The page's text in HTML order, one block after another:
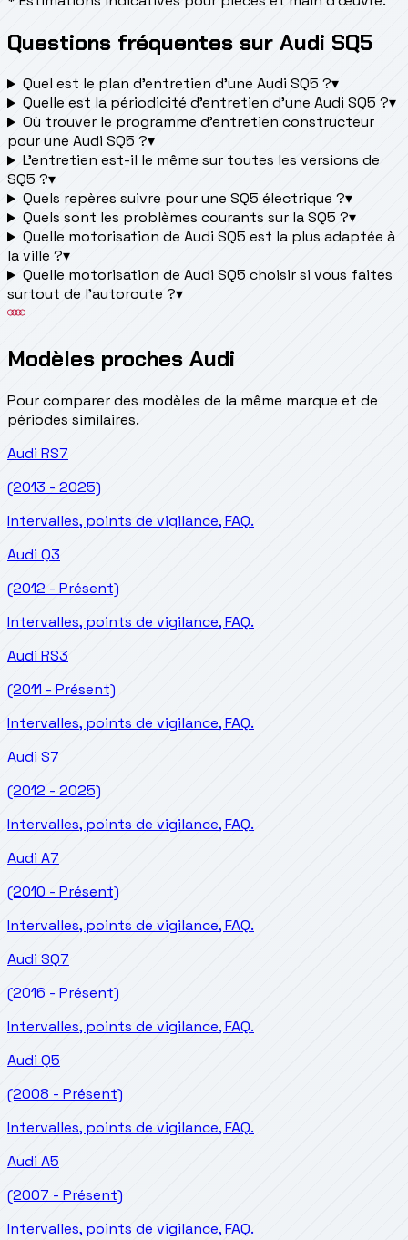
Questions fréquentes sur Audi SQ5
Quel est le plan d’entretien d’une Audi SQ5 ?▾
Quelle est la périodicité d’entretien d’une Audi SQ5 ?▾
Où trouver le programme d’entretien constructeur
pour une Audi SQ5 ?▾
L'entretien est-il le même sur toutes les versions de
SQ5 ?▾
Quels repères suivre pour une SQ5 électrique ?▾
Quels sont les problèmes courants sur la SQ5 ?▾
Quelle motorisation de Audi SQ5 est la plus adaptée à
la ville ?▾
Quelle motorisation de Audi SQ5 choisir si vous faites
surtout de l'autoroute ?▾
Modèles proches Audi
Pour comparer des modèles de la même marque et de
périodes similaires.
Audi RS7
(2013 - 2025)
Intervalles, points de vigilance, FAQ.
Audi Q3
(2012 - Présent)
Intervalles, points de vigilance, FAQ.
Audi RS3
(2011 - Présent)
Intervalles, points de vigilance, FAQ.
Audi S7
(2012 - 2025)
Intervalles, points de vigilance, FAQ.
Audi A7
(2010 - Présent)
Intervalles, points de vigilance, FAQ.
Audi SQ7
(2016 - Présent)
Intervalles, points de vigilance, FAQ.
Audi Q5
(2008 - Présent)
Intervalles, points de vigilance, FAQ.
Audi A5
(2007 - Présent)
Intervalles, points de vigilance, FAQ.